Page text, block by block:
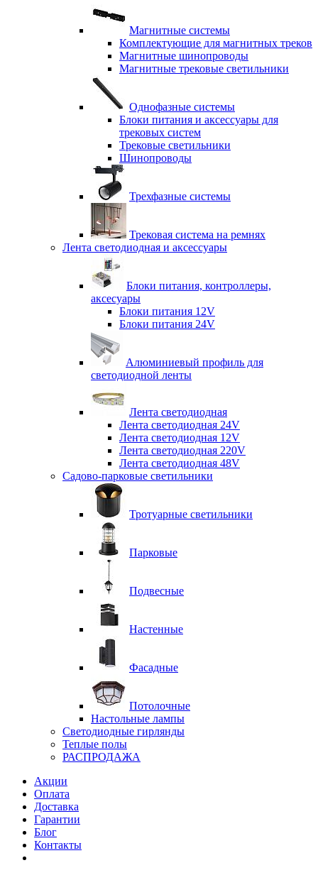
Магнитные системы
Комплектующие для магнитных треков
Магнитные шинопроводы
Магнитные трековые светильники
Однофазные системы
Блоки питания и аксессуары для
трековых систем
Трековые светильники
Шинопроводы
Трехфазные системы
Трековая система на ремнях
Лента светодиодная и аксессуары
Блоки питания, контроллеры,
аксесуары
Блоки питания 12V
Блоки питания 24V
Алюминиевый профиль для
светодиодной ленты
Лента светодиодная
Лента светодиодная 24V
Лента светодиодная 12V
Лента светодиодная 220V
Лента светодиодная 48V
Садово-парковые светильники
Тротуарные светильники
Парковые
Подвесные
Настенные
Фасадные
Потолочные
Настольные лампы
Светодиодные гирлянды
Теплые полы
РАСПРОДАЖА
Акции
Оплата
Доставка
Гарантии
Блог
Контакты